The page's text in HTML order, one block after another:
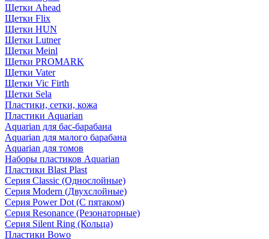
Щетки Ahead
Щетки Flix
Щетки HUN
Щетки Lutner
Щетки Meinl
Щетки PROMARK
Щетки Vater
Щетки Vic Firth
Щетки Sela
Пластики, сетки, кожа
Пластики Aquarian
Aquarian для бас-барабана
Aquarian для малого барабана
Aquarian для томов
Наборы пластиков Aquarian
Пластики Blast Plast
Серия Classic (Однослойные)
Серия Modern (Двухслойные)
Серия Power Dot (С пятаком)
Серия Resonance (Резонаторные)
Серия Silent Ring (Кольца)
Пластики Bowo